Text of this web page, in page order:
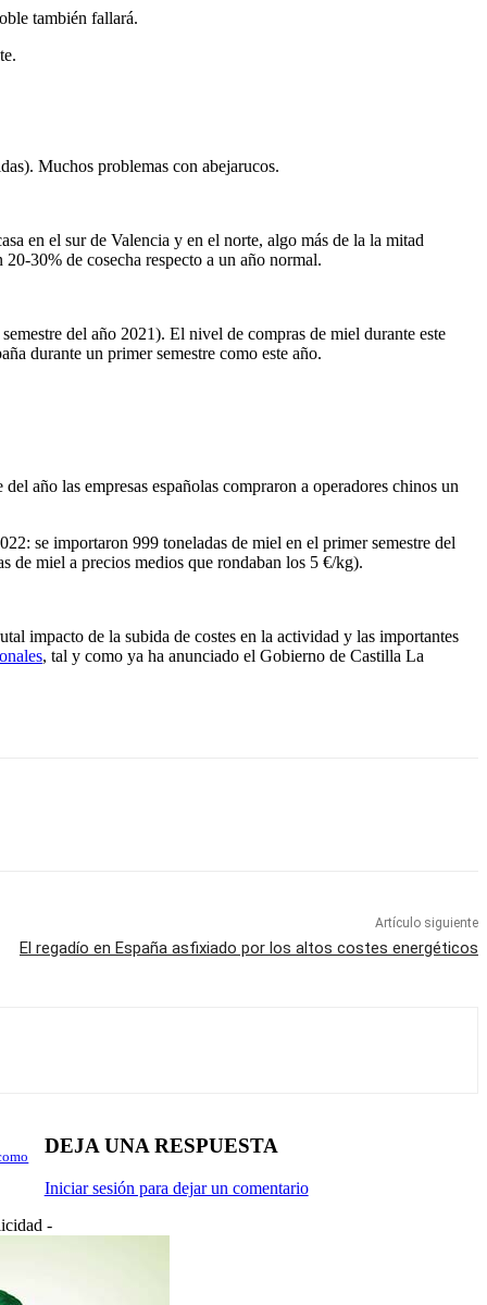
también fallará.
Muchos problemas con abejarucos.
en el sur de Valencia y en el norte, algo más de la la mitad
30% de cosecha respecto a un año normal.
del año 2021). El nivel de compras de miel durante este
durante un primer semestre como este año.
año las empresas españolas compraron a operadores chinos un
se importaron 999 toneladas de miel en el primer semestre del
de miel a precios medios que rondaban los 5 €/kg).
impacto de la subida de costes en la actividad y las importantes
, tal y como ya ha anunciado el Gobierno de Castilla La
Artículo siguiente
El regadío en España asfixiado por los altos costes energéticos
DEJA UNA RESPUESTA
Iniciar sesión para dejar un comentario
-